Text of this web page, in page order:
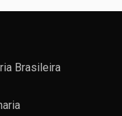
Brasileira